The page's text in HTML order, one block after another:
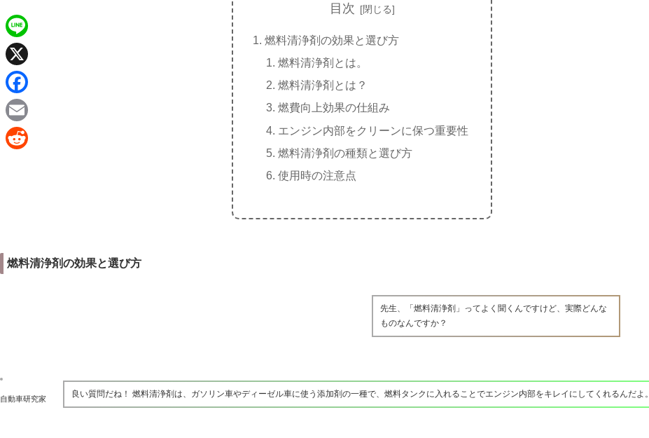
目次
燃料清浄剤の効果と選び方
燃料清浄剤とは。
燃料清浄剤とは？
燃費向上効果の仕組み
エンジン内部をクリーンに保つ重要性
燃料清浄剤の種類と選び方
使用時の注意点
燃料清浄剤の効果と選び方
先生、「燃料清浄剤」ってよく聞くんですけど、実際どんな
ものなんですか？
自動車研究家
良い質問だね！ 燃料清浄剤は、ガソリン車やディーゼル車に使う添加剤の一種で、燃料タンクに入れることでエンジン内部をキレイにしてくれるんだよ。
L
n
e
X
F
a
c
k
E
t